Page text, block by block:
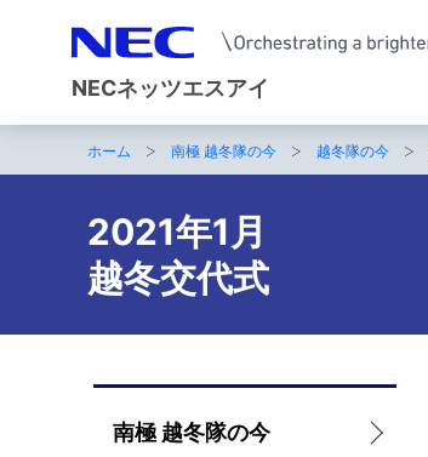
NECネッツエスアイ
サ
ト
内
の
現
在
ホーム 南極 越冬隊の今 越冬隊の今
2021年1月
越冬交代式
ロ
南極 越冬隊の今